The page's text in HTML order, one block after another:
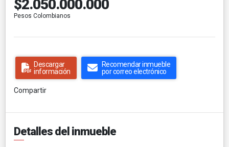
$2.050.000.000
Pesos Colombianos
Descargar
información
Recomendar inmueble
por correo electrónico
Compartir
Detalles del inmueble